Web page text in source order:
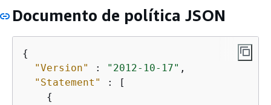
Documento de política JSON
{
"Version"
: "2012-10-17" ,
"Statement"
: [
{